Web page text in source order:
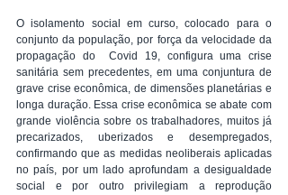
O isolamento social em curso, colocado para o
conjunto da população, por força da velocidade da
propagação do  Covid 19, configura uma crise
sanitária sem precedentes, em uma conjuntura de
grave crise econômica, de dimensões planetárias e
longa duração. Essa crise econômica se abate com
grande violência sobre os trabalhadores, muitos já
precarizados, uberizados e desempregados,
confirmando que as medidas neoliberais aplicadas
no país, por um lado aprofundam a desigualdade
social e por outro privilegiam a reprodução